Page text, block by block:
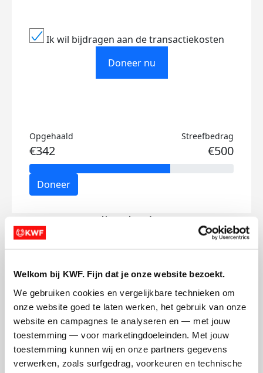
Welkom bij KWF. Fijn dat je onze website bezoekt.
We gebruiken cookies en vergelijkbare technieken om
onze website goed te laten werken, het gebruik van onze
website en campagnes te analyseren en — met jouw
toestemming — voor marketingdoeleinden. Met jouw
toestemming kunnen wij en onze partners gegevens
verwerken, zoals surfgedrag, voorkeuren en technische
Ik wil bijdragen aan de transactiekosten
Doneer nu
Opgehaald
€342
Streefbedrag
€500
Doneer
Julia's badges